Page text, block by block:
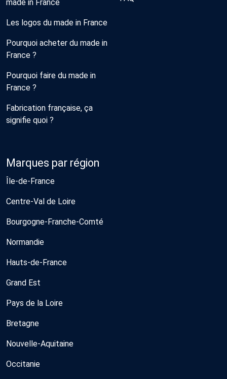
made in France
Les logos du made in France
Pourquoi acheter du made in
France ?
Pourquoi faire du made in
France ?
Fabrication française, ça
signifie quoi ?
Marques par région
Île-de-France
Centre-Val de Loire
Bourgogne-Franche-Comté
Normandie
Hauts-de-France
Grand Est
Pays de la Loire
Bretagne
Nouvelle-Aquitaine
Occitanie